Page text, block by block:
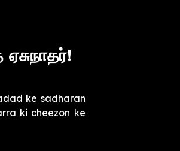
ke sadharan
ki cheezon ke